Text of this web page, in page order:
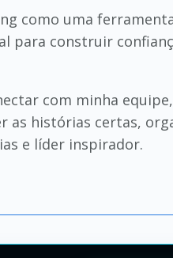
como uma
para construir
com minha
as histórias certas,
e líder inspirador.